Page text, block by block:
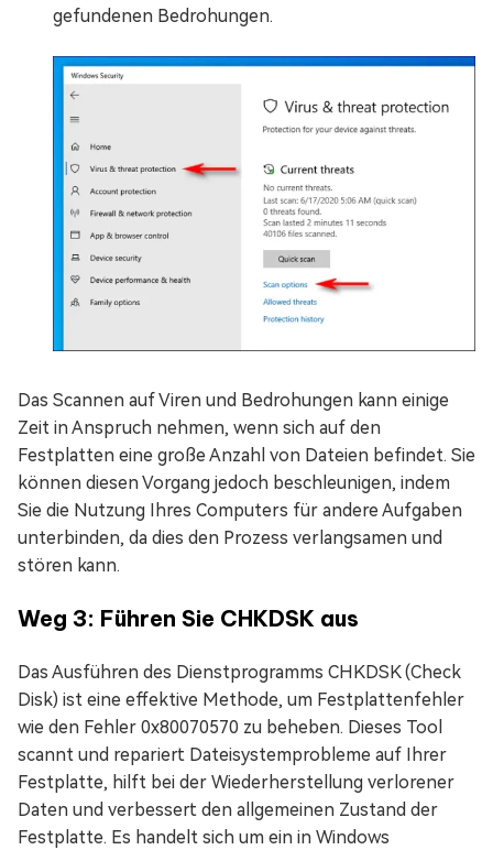
gefundenen Bedrohungen.
Das Scannen auf Viren und Bedrohungen kann einige
Zeit in Anspruch nehmen, wenn sich auf den
Festplatten eine große Anzahl von Dateien befindet. Sie
können diesen Vorgang jedoch beschleunigen, indem
Sie die Nutzung Ihres Computers für andere Aufgaben
unterbinden, da dies den Prozess verlangsamen und
stören kann.
Weg 3: Führen Sie CHKDSK aus
Das Ausführen des Dienstprogramms CHKDSK (Check
Disk) ist eine effektive Methode, um Festplattenfehler
wie den Fehler 0x80070570 zu beheben. Dieses Tool
scannt und repariert Dateisystemprobleme auf Ihrer
Festplatte, hilft bei der Wiederherstellung verlorener
Daten und verbessert den allgemeinen Zustand der
Festplatte. Es handelt sich um ein in Windows